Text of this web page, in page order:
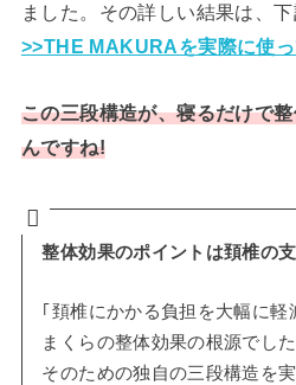
ました。その詳しい結果は、下
>>THE MAKURAを実際に使
この三段構造が、寝るだけで
んですね!
整体効果のポイントは頚椎の
｢頚椎にかかる負担を大幅に
まくらの整体効果の根源でした
そのための独自の三段構造を